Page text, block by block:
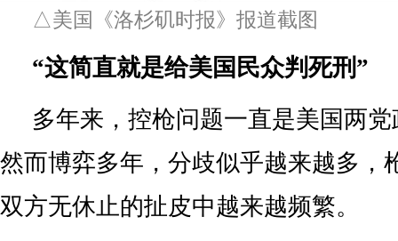
△美国《洛杉矶时报》报道截图
“这简直就是给美国民众判死刑”
多年来，控枪问题一直是美国两
然而博弈多年，分歧似乎越来越多，
双方无休止的扯皮中越来越频繁。